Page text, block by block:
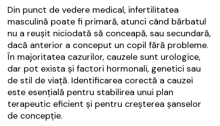
Din punct de vedere medical, infertilitatea
masculină poate fi primară, atunci când bărbatul
nu a reușit niciodată să conceapă, sau secundară,
dacă anterior a conceput un copil fără probleme.
În majoritatea cazurilor, cauzele sunt urologice,
dar pot exista și factori hormonali, genetici sau
de stil de viață. Identificarea corectă a cauzei
este esențială pentru stabilirea unui plan
terapeutic eficient și pentru creșterea șanselor
de concepție.